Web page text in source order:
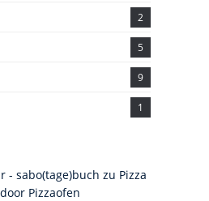
2
5
9
1
- sabo(tage)buch zu Pizza
Pizzaofen